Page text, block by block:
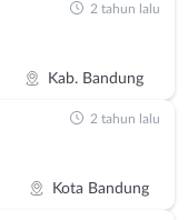
Kab. Bandung
2 tahun lalu
Kota Bandung
2 tahun lalu